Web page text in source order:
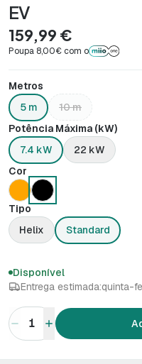
EV
159,99 €
Poupa 8,00€ com o
Metros
5 m
10 m
Potência Máxima (kW)
7.4 kW
22 kW
Cor
Tipo
Helix
Standard
Disponível
Entrega estimada:quinta-
1